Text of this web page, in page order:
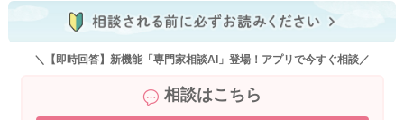
＼【即時回答】新機能「専門家相談AI」登場！アプリで今すぐ相談／
相談はこちら